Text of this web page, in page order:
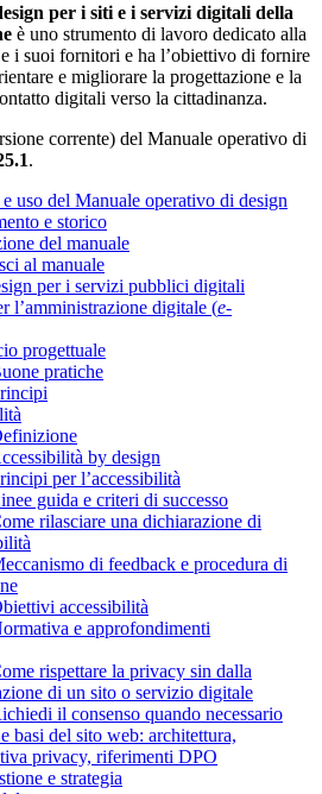
per i siti e i servizi digitali della
è uno strumento di lavoro dedicato alla
i suoi fornitori e ha l’obiettivo di fornire
e migliorare la progettazione e la
digitali verso la cittadinanza.
corrente) del Manuale operativo di
.
uso del Manuale operativo di design
e storico
del manuale
al manuale
per i servizi pubblici digitali
l’amministrazione digitale (e-
progettuale
pratiche
by design
per l’accessibilità
guida e criteri di successo
rilasciare una dichiarazione di
di feedback e procedura di
accessibilità
e approfondimenti
rispettare la privacy sin dalla
di un sito o servizio digitale
il consenso quando necessario
basi del sito web: architettura,
privacy, riferimenti DPO
e strategia